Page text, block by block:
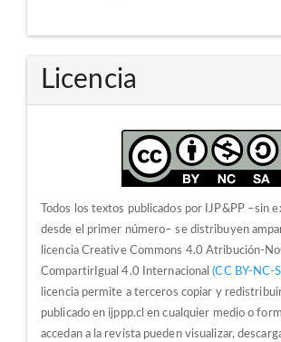
Licencia
Todos los textos publicados por IJP&PP –sin
desde el primer número– se distribuyen
licencia Creative Commons 4.0 Atribución-
CompartirIgual 4.0 Internacional(CC BY-NC-
licencia permite a terceros copiar y
publicado en ijppp.cl en cualquier medio o
accedan a la revista pueden visualizar,